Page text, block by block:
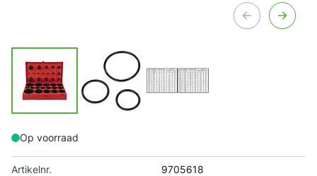
Op voorraad
Artikelnr. 9705618